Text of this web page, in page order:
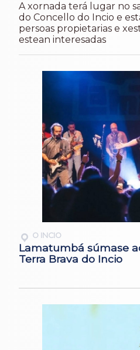
A xornada terá lugar no
do Concello do Incio e
persoas propietarias e
estean interesadas
O INCIO
Lamatumbá súmase
Terra Brava do Incio